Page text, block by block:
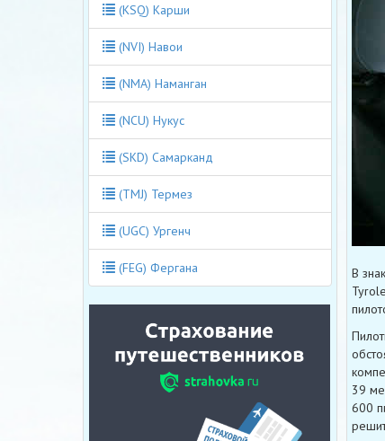
В
39
600
(KSQ) Карши
(NVI) Навои
(NMA) Наманган
(NCU) Нукус
(SKD) Самарканд
(TMJ) Термез
(UGC) Ургенч
(FEG) Фергана